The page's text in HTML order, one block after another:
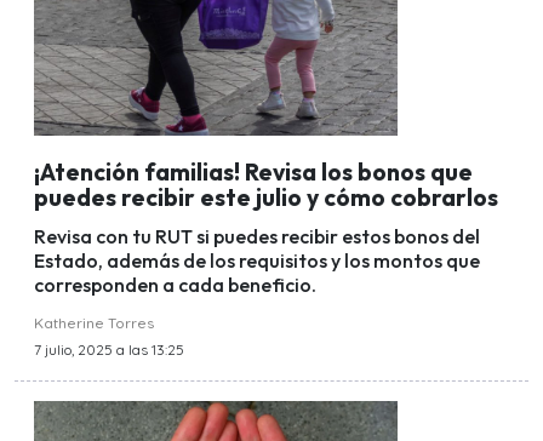
¡Atención familias! Revisa los bonos que
puedes recibir este julio y cómo cobrarlos
Revisa con tu RUT si puedes recibir estos bonos del
Estado, además de los requisitos y los montos que
corresponden a cada beneficio.
Katherine Torres
7 julio, 2025 a las 13:25